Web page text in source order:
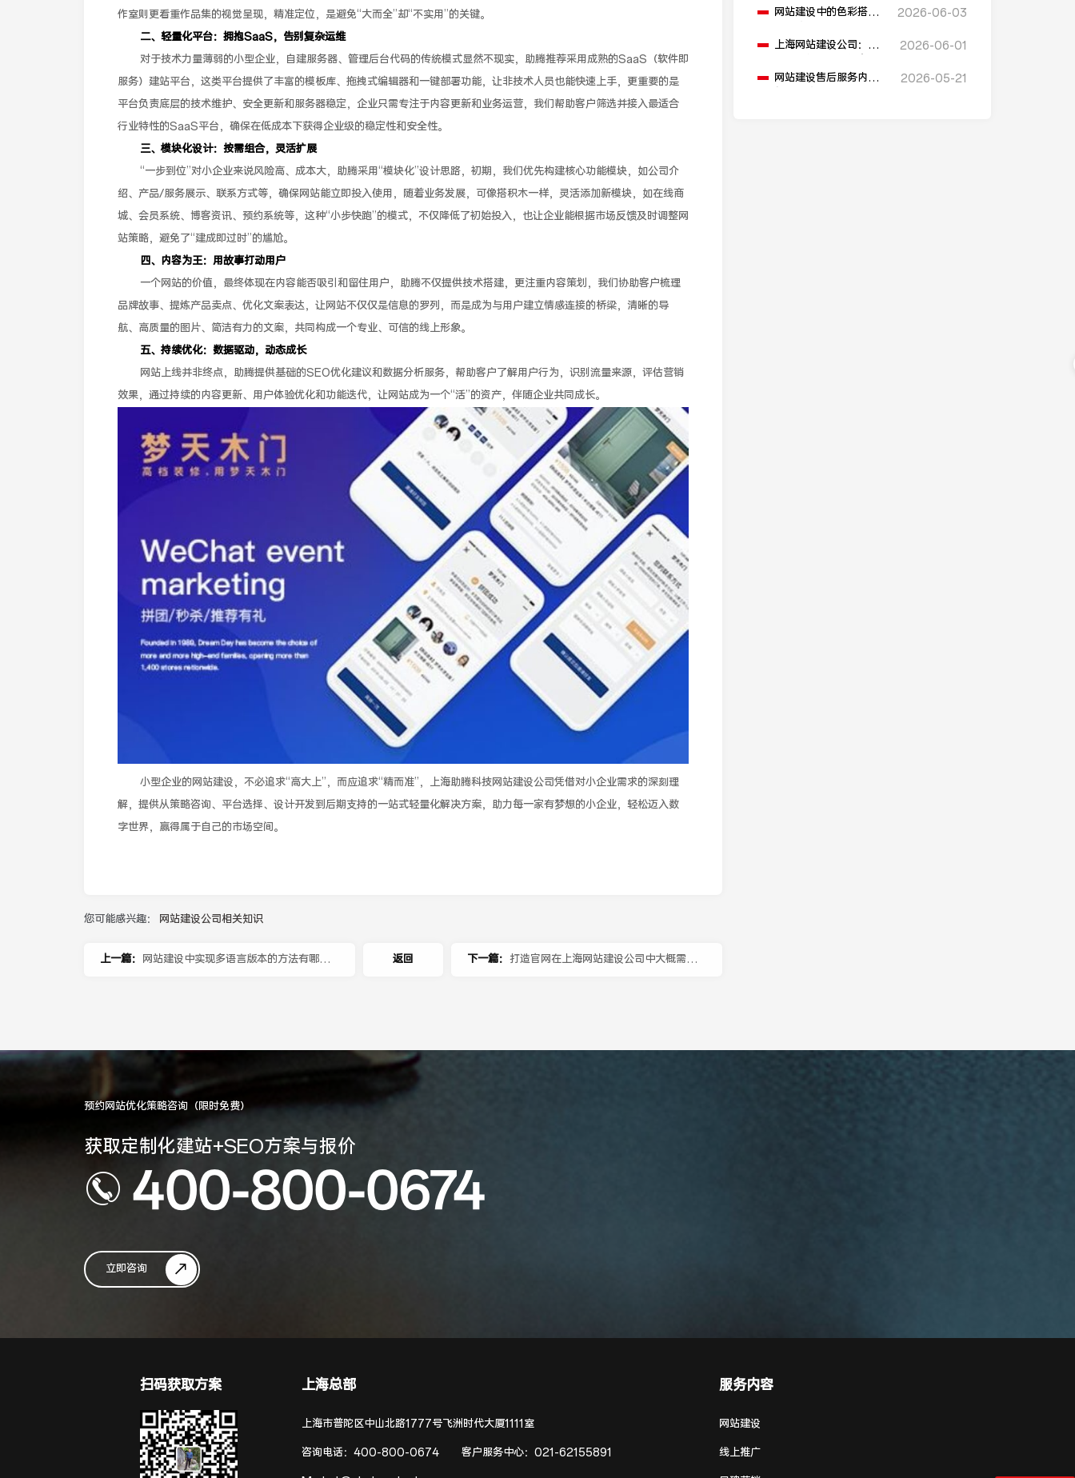
作室则更看重作品集的视觉呈现，精准定位，是避免“大而全”却“不实用”的关键。
二、轻量化平台：拥抱SaaS，告别复杂运维
对于技术力量薄弱的小型企业，自建服务器、管理后台代码的传统模式显然不现实，助腾推荐采用成熟的SaaS（软件即
服务）建站平台，这类平台提供了丰富的模板库、拖拽式编辑器和一键部署功能，让非技术人员也能快速上手，更重要的是
平台负责底层的技术维护、安全更新和服务器稳定，企业只需专注于内容更新和业务运营，我们帮助客户筛选并接入最适合
行业特性的SaaS平台，确保在低成本下获得企业级的稳定性和安全性。
三、模块化设计：按需组合，灵活扩展
“一步到位”对小企业来说风险高、成本大，助腾采用“模块化”设计思路，初期，我们优先构建核心功能模块，如公司介
绍、产品/服务展示、联系方式等，确保网站能立即投入使用，随着业务发展，可像搭积木一样，灵活添加新模块，如在线商
城、会员系统、博客资讯、预约系统等，这种“小步快跑”的模式，不仅降低了初始投入，也让企业能根据市场反馈及时调整网
站策略，避免了“建成即过时”的尴尬。
四、内容为王：用故事打动用户
一个网站的价值，最终体现在内容能否吸引和留住用户，助腾不仅提供技术搭建，更注重内容策划，我们协助客户梳理
品牌故事、提炼产品卖点、优化文案表达，让网站不仅仅是信息的罗列，而是成为与用户建立情感连接的桥梁，清晰的导
航、高质量的图片、简洁有力的文案，共同构成一个专业、可信的线上形象。
五、持续优化：数据驱动，动态成长
网站上线并非终点，助腾提供基础的SEO优化建议和数据分析服务，帮助客户了解用户行为，识别流量来源，评估营销
效果，通过持续的内容更新、用户体验优化和功能迭代，让网站成为一个“活”的资产，伴随企业共同成长。
小型企业的网站建设，不必追求“高大上”，而应追求“精而准”，上海助腾科技网站建设公司凭借对小企业需求的深刻理
解，提供从策略咨询、平台选择、设计开发到后期支持的一站式轻量化解决方案，助力每一家有梦想的小企业，轻松迈入数
字世界，赢得属于自己的市场空间。
您可能感兴趣： 网站建设公司相关知识
上一篇： 网站建设中实现多语言版本的方法有哪 下一篇： 打造官网在上海网站建设公司中大概需要
返回
何构建？
网站建设中的色彩搭配
2026-06-03
上海网站建设公司：如
功能？
2026-06-01
网站建设售后服务内容
2026-05-21
预约网站优化策略咨询（限时免费）
获取定制化建站+SEO方案与报价
400-800-0674
立即咨询
扫码获取方案 上海总部
上海市普陀区中山北路1777号飞洲时代大厦1111室
咨询电话：400-800-0674 客户服务中心：021-62155891
服务内容
网站建设
线上推广